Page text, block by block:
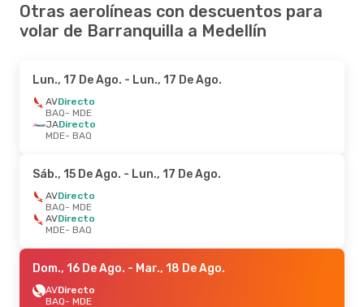
Otras aerolíneas con descuentos para
volar de Barranquilla a Medellín
Lun., 17 De Ago. - Lun., 17 De Ago.
AVDirecto
BAQ- MDE
JADirecto
MDE- BAQ
Sáb., 15 De Ago. - Lun., 17 De Ago.
AVDirecto
BAQ- MDE
AVDirecto
MDE- BAQ
Dom., 16 De Ago. - Mar., 18 De Ago.
AVDirecto
BAQ- MDE